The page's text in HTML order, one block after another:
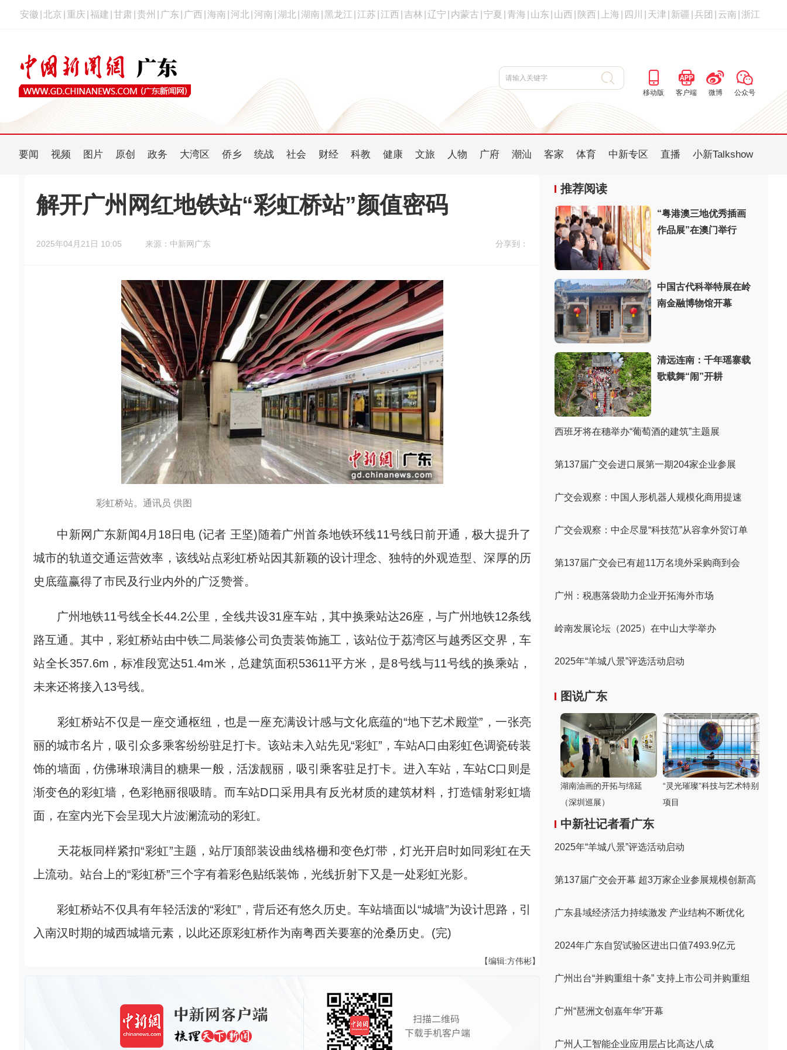
安徽 北京 重庆 福建 甘肃 贵州 广东 广西 海南 河北 河南 湖北 湖南 黑龙江 江苏 江西 吉林 辽宁 内蒙古 宁夏 青海 山东 山西 陕西 上海 四川 天津 新疆 兵团 云南 浙江
移动版 客户端 微博 公众号
要闻 视频 图片 原创 政务 大湾区 侨乡 统战 社会 财经 科教 健康 文旅 人物 广府 潮汕 客家 体育 中新专区 直播 小新Talkshow
解开广州网红地铁站“彩虹桥站”颜值密码
2025年04月21日 10:05 来源：中新网广东 分享到：
彩虹桥站。通讯员 供图
中新网广东新闻4月18日电 (记者 王坚)随着广州首条地铁环线11号线日前开通，极大提升了
城市的轨道交通运营效率，该线站点彩虹桥站因其新颖的设计理念、独特的外观造型、深厚的历
史底蕴赢得了市民及行业内外的广泛赞誉。
广州地铁11号线全长44.2公里，全线共设31座车站，其中换乘站达26座，与广州地铁12条线
路互通。其中，彩虹桥站由中铁二局装修公司负责装饰施工，该站位于荔湾区与越秀区交界，车
站全长357.6m，标准段宽达51.4m米，总建筑面积53611平方米，是8号线与11号线的换乘站，
未来还将接入13号线。
彩虹桥站不仅是一座交通枢纽，也是一座充满设计感与文化底蕴的“地下艺术殿堂”，一张亮
丽的城市名片，吸引众多乘客纷纷驻足打卡。该站未入站先见“彩虹”，车站A口由彩虹色调瓷砖装
饰的墙面，仿佛琳琅满目的糖果一般，活泼靓丽，吸引乘客驻足打卡。进入车站，车站C口则是
渐变色的彩虹墙，色彩艳丽很吸睛。而车站D口采用具有反光材质的建筑材料，打造镭射彩虹墙
面，在室内光下会呈现大片波澜流动的彩虹。
天花板同样紧扣“彩虹”主题，站厅顶部装设曲线格栅和变色灯带，灯光开启时如同彩虹在天
上流动。站台上的“彩虹桥”三个字有着彩色贴纸装饰，光线折射下又是一处彩虹光影。
彩虹桥站不仅具有年轻活泼的“彩虹”，背后还有悠久历史。车站墙面以“城墙”为设计思路，引
入南汉时期的城西城墙元素，以此还原彩虹桥作为南粤西关要塞的沧桑历史。(完)
【编辑:方伟彬】
推荐阅读
“粤港澳三地优秀插画
作品展”在澳门举行
中国古代科举特展在岭
南金融博物馆开幕
清远连南：千年瑶寨载
歌载舞“闹”开耕
西班牙将在穗举办“葡萄酒的建筑”主题展
第137届广交会进口展第一期204家企业参展
广交会观察：中国人形机器人规模化商用提速
广交会观察：中企尽显“科技范”从容拿外贸订单
第137届广交会已有超11万名境外采购商到会
广州：税惠落袋助力企业开拓海外市场
岭南发展论坛（2025）在中山大学举办
2025年“羊城八景”评选活动启动
图说广东
湖南油画的开拓与绵延
（深圳巡展）
“灵光璀璨”科技与艺术特别
项目
中新社记者看广东
2025年“羊城八景”评选活动启动
第137届广交会开幕 超3万家企业参展规模创新高
广东县域经济活力持续激发 产业结构不断优化
2024年广东自贸试验区进出口值7493.9亿元
广州出台“并购重组十条” 支持上市公司并购重组
广州“琶洲文创嘉年华”开幕
广州人工智能企业应用层占比高达八成